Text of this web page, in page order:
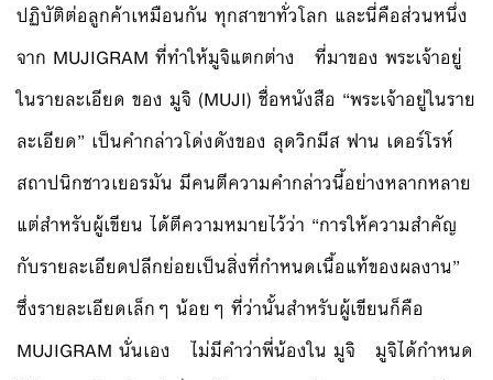
ปฏิบัติต่อลูกค้าเหมือนกัน ทุกสาขาทั่วโลก และนี่คือส่วนหนึ่ง
จาก MUJIGRAM ที่ทำให้มูจิแตกต่าง ที่มาของ พระเจ้าอยู่
ในรายละเอียด ของ มูจิ (MUJI) ชื่อหนังสือ “พระเจ้าอยู่ในราย
ละเอียด” เป็นคำกล่าวโด่งดังของ ลุดวิกมีส ฟาน เดอร์โรห์
สถาปนิกชาวเยอรมัน มีคนตีความคำกล่าวนี้อย่างหลากหลาย
แต่สำหรับผู้เขียน ได้ตีความหมายไว้ว่า “การให้ความสำคัญ
กับรายละเอียดปลีกย่อยเป็นสิ่งที่กำหนดเนื้อแท้ของผลงาน”
ซึ่งรายละเอียดเล็กๆ น้อยๆ ที่ว่านั้นสำหรับผู้เขียนก็คือ
MUJIGRAM นั่นเอง ไม่มีคำว่าพี่น้องใน มูจิ มูจิได้กำหนด